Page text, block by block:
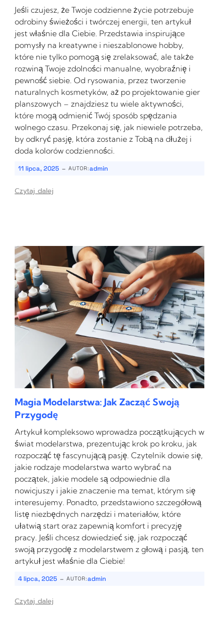
Jeśli czujesz, że Twoje codzienne życie potrzebuje
odrobiny świeżości i twórczej energii, ten artykuł
jest właśnie dla Ciebie. Przedstawia inspirujące
pomysły na kreatywne i nieszablonowe hobby,
które nie tylko pomogą się zrelaksować, ale także
rozwiną Twoje zdolności manualne, wyobraźnię i
pewność siebie. Od rysowania, przez tworzenie
naturalnych kosmetyków, aż po projektowanie gier
planszowych – znajdziesz tu wiele aktywności,
które mogą odmienić Twój sposób spędzania
wolnego czasu. Przekonaj się, jak niewiele potrzeba,
by odkryć pasję, która zostanie z Tobą na dłużej i
doda kolorów codzienności.
11 lipca, 2025 - AUTOR:admin
Czytaj dalej
Magia Modelarstwa: Jak Zacząć Swoją
Przygodę
Artykuł kompleksowo wprowadza początkujących w
świat modelarstwa, prezentując krok po kroku, jak
rozpocząć tę fascynującą pasję. Czytelnik dowie się,
jakie rodzaje modelarstwa warto wybrać na
początek, jakie modele są odpowiednie dla
nowicjuszy i jakie znaczenie ma temat, którym się
interesujemy. Ponadto, przedstawiono szczegółową
listę niezbędnych narzędzi i materiałów, które
ułatwią start oraz zapewnią komfort i precyzję
pracy. Jeśli chcesz dowiedzieć się, jak rozpocząć
swoją przygodę z modelarstwem z głową i pasją, ten
artykuł jest właśnie dla Ciebie!
4 lipca, 2025 - AUTOR:admin
Czytaj dalej